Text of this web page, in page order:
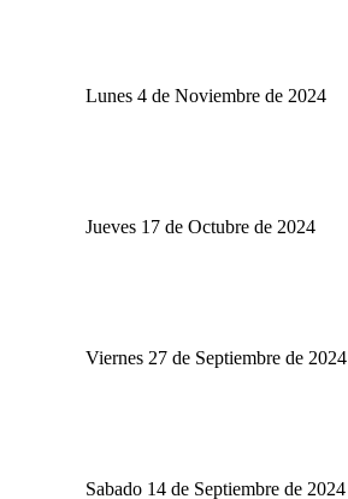
Lunes 4 de Noviembre de 2024
Jueves 17 de Octubre de 2024
Viernes 27 de Septiembre de 2024
Sabado 14 de Septiembre de 2024